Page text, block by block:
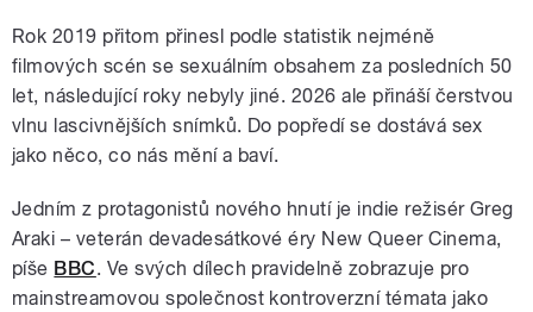
Rok 2019 přitom přinesl podle statistik nejméně
filmových scén se sexuálním obsahem za posledních 50
let, následující roky nebyly jiné. 2026 ale přináší čerstvou
vlnu lascivnějších snímků. Do popředí se dostává sex
jako něco, co nás mění a baví.
Jedním z protagonistů nového hnutí je indie režisér Greg
Araki – veterán devadesátkové éry New Queer Cinema,
píše BBC. Ve svých dílech pravidelně zobrazuje pro
mainstreamovou společnost kontroverzní témata jako